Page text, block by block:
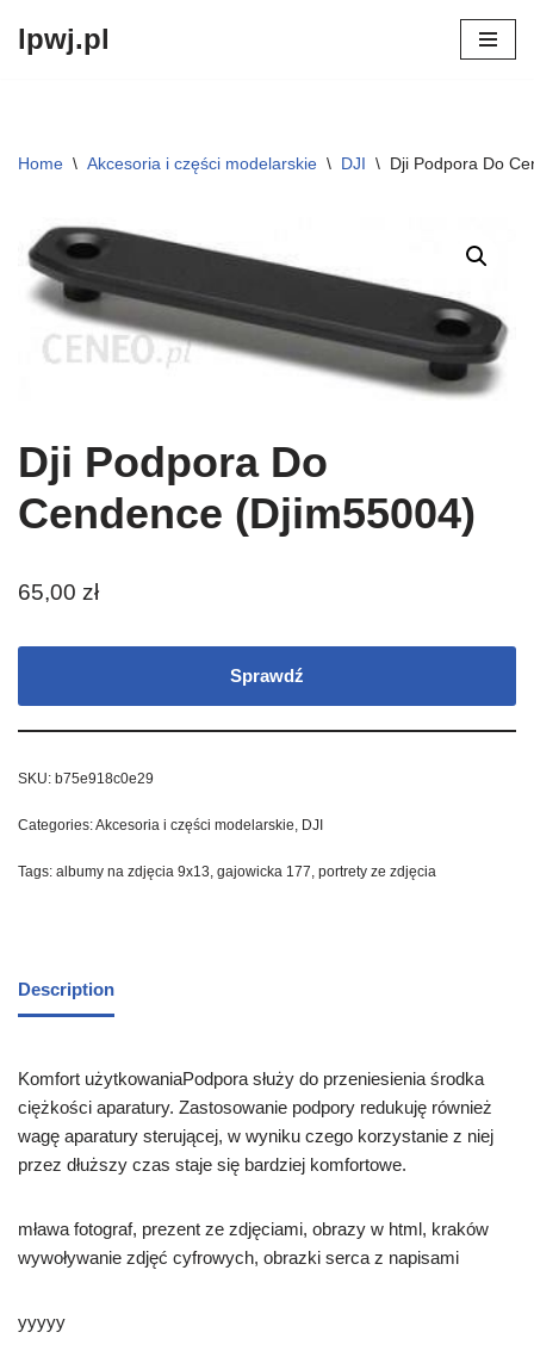
lpwj.pl
Home \ Akcesoria i części modelarskie \ DJI \ Dji Podpora Do
Dji Podpora Do
Cendence (Djim55004)
65,00 zł
Sprawdź
SKU: b75e918c0e29
Categories:Akcesoria i części modelarskie, DJI
Tags: albumy na zdjęcia 9x13, gajowicka 177, portrety ze zdjęcia
Description
Komfort użytkowaniaPodpora służy do przeniesienia środka
ciężkości aparatury. Zastosowanie podpory redukuję również
wagę aparatury sterującej, w wyniku czego korzystanie z niej
przez dłuższy czas staje się bardziej komfortowe.
mława fotograf, prezent ze zdjęciami, obrazy w html, kraków
wywoływanie zdjęć cyfrowych, obrazki serca z napisami
yyyyy